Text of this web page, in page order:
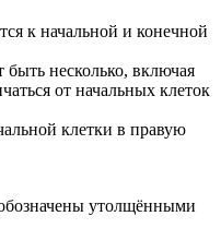
к начальной и конечной
несколько, включая
от начальных клеток
клетки в правую
утолщёнными